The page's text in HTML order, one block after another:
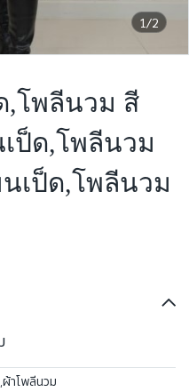
1/2
,โพลีนวม สี
ป็ด,โพลีนวม
เป็ด,โพลีนวม
,ผ้าโพลีนวม